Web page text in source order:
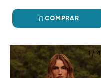
COMPRAR
1 / 4